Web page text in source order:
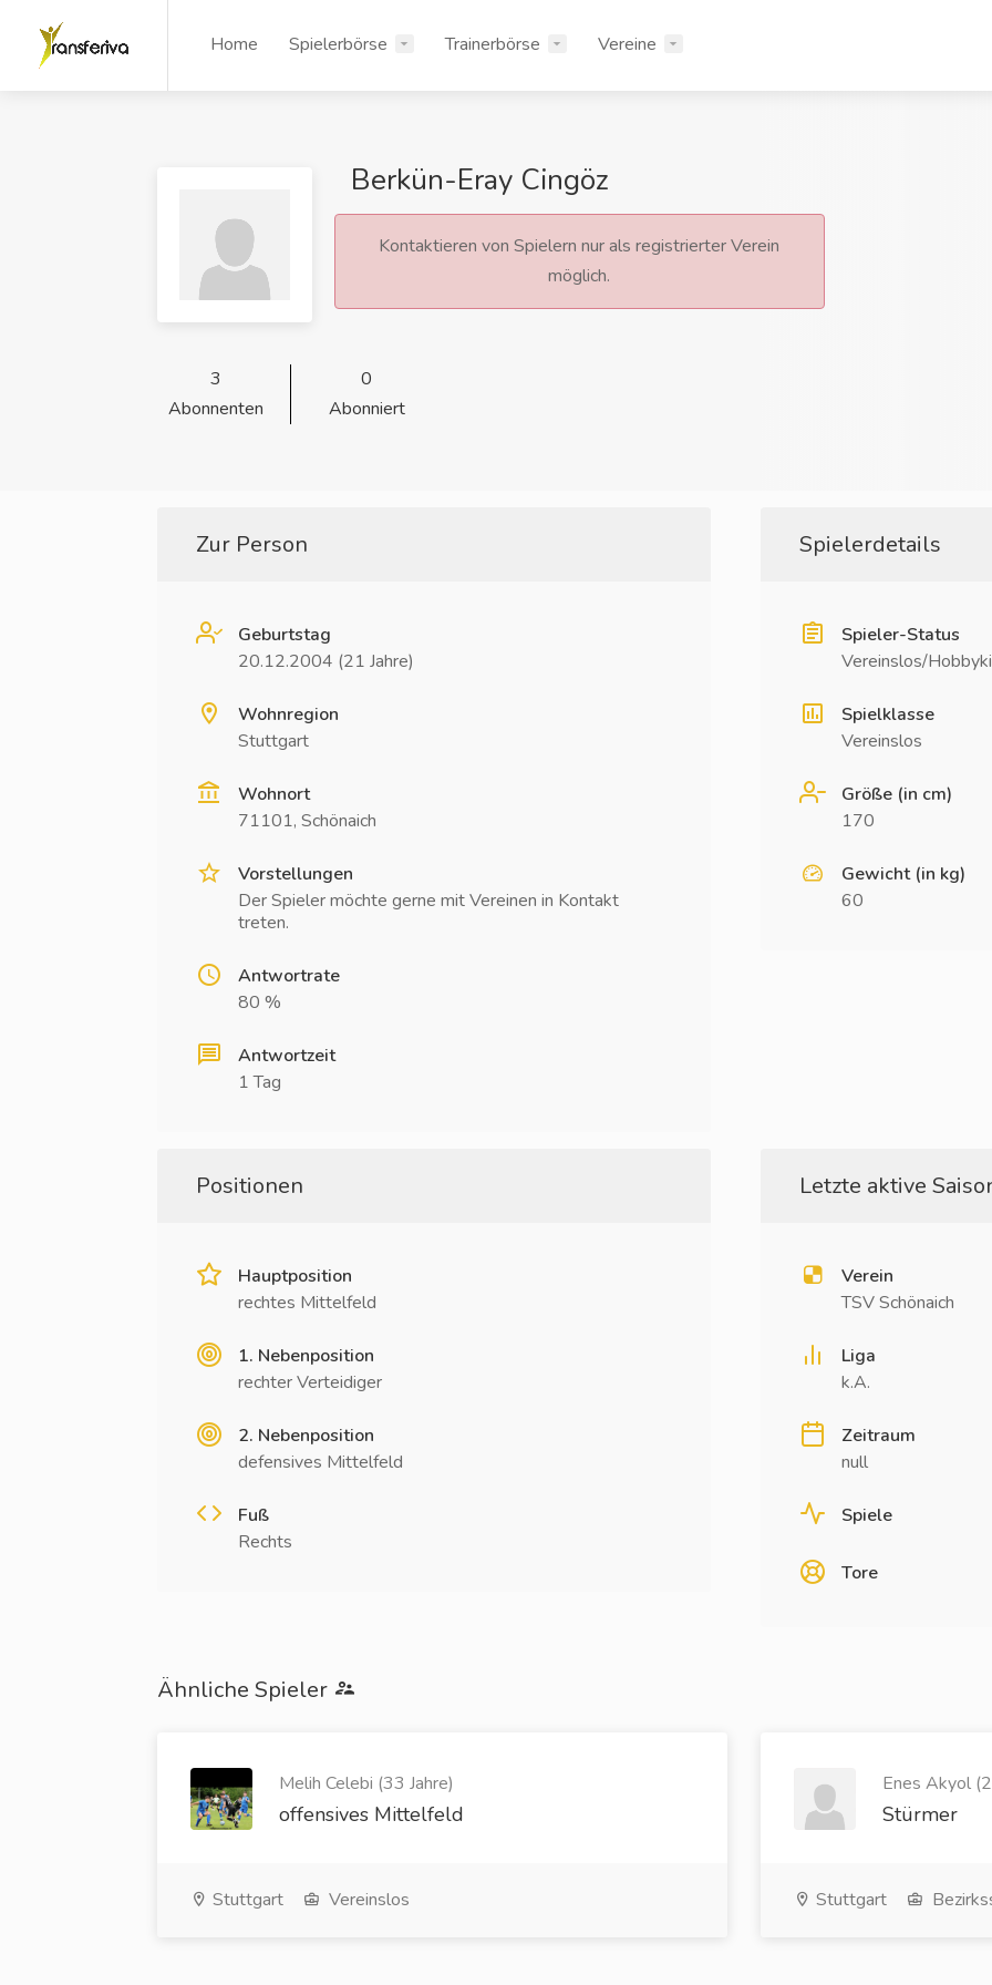
Home Spielerbörse Trainerbörse Vereine
Berkün-Eray Cingöz
Kontaktieren von Spielern nur als registrierter Verein
möglich.
3
Abonnenten
0
Abonniert
Zur Person
Geburtstag
20.12.2004 (21 Jahre)
Wohnregion
Stuttgart
Wohnort
71101, Schönaich
Vorstellungen
Der Spieler möchte gerne mit Vereinen in Kontakt
treten.
Antwortrate
80 %
Antwortzeit
1 Tag
Spielerdetails
Spieler-Status
Vereinslos/
Spielklasse
Vereinslos
Größe (in cm)
170
Gewicht (in kg)
60
Positionen
Hauptposition
rechtes Mittelfeld
1. Nebenposition
rechter Verteidiger
2. Nebenposition
defensives Mittelfeld
Fuß
Rechts
Letzte aktive
Verein
TSV Schönaich
Liga
k.A.
Zeitraum
null
Spiele
Tore
Ähnliche Spieler
Melih Celebi (33 Jahre)
offensives Mittelfeld
Stuttgart Vereinslos
Enes Akyol
Stürmer
Stuttgart